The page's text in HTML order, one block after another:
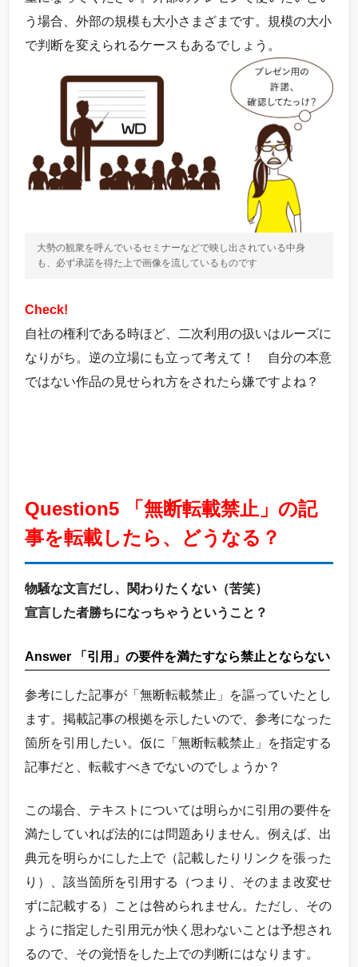
う場合、外部の規模も大小さまざまです。規模の大小
で判断を変えられるケースもあるでしょう。
大勢の観衆を呼んでいるセミナーなどで映し出されている中身
も、必ず承諾を得た上で画像を流しているものです
Check!
自社の権利である時ほど、二次利用の扱いはルーズに
なりがち。逆の立場にも立って考えて！ 自分の本意
ではない作品の見せられ方をされたら嫌ですよね？
Question5 「無断転載禁止」の記
事を転載したら、どうなる？
物騒な文言だし、関わりたくない（苦笑）
宣言した者勝ちになっちゃうということ？
Answer 「引用」の要件を満たすなら禁止とならない
参考にした記事が「無断転載禁止」を謳っていたとし
ます。掲載記事の根拠を示したいので、参考になった
箇所を引用したい。仮に「無断転載禁止」を指定する
記事だと、転載すべきでないのでしょうか？
この場合、テキストについては明らかに引用の要件を
満たしていれば法的には問題ありません。例えば、出
典元を明らかにした上で（記載したりリンクを張った
り）、該当箇所を引用する（つまり、そのまま改変せ
ずに記載する）ことは咎められません。ただし、その
ように指定した引用元が快く思わないことは予想され
るので、その覚悟をした上での判断にはなります。